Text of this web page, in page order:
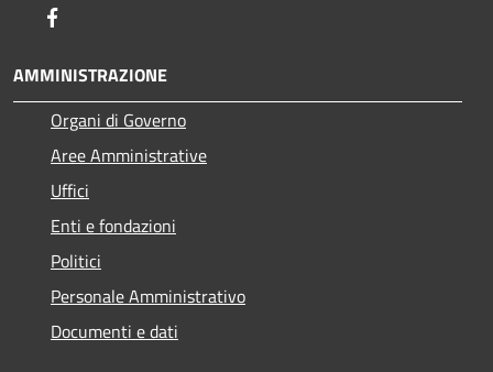
AMMINISTRAZIONE
Organi di Governo
Aree Amministrative
Uffici
Enti e fondazioni
Politici
Personale Amministrativo
Documenti e dati